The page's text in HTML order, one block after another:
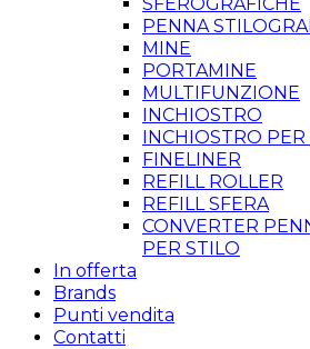
PENNA
MINE
PORTAMINE
MULTIFUNZIONE
INCHIOSTRO
INCHIOSTRO
FINELINER
REFILL ROLLER
REFILL SFERA
CONVERTER
PER STILO
In offerta
Brands
Punti vendita
Contatti